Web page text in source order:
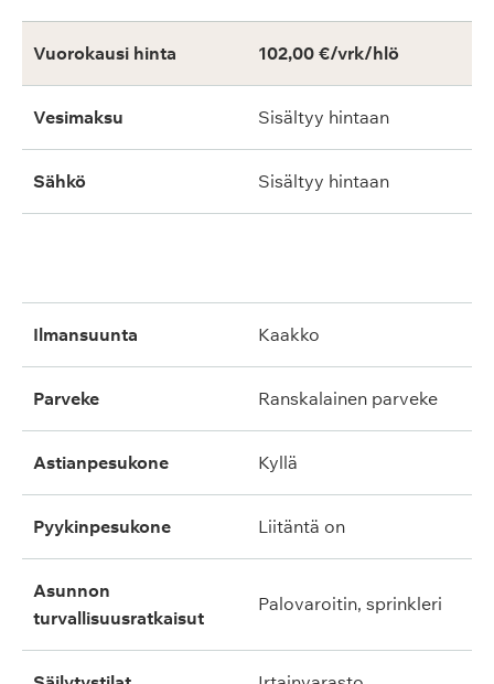
Vuorokausi hinta 102,00 €/vrk/hlö
Vesimaksu Sisältyy hintaan
Sähkö Sisältyy hintaan
ilmansuunta kaakko
parveke ranskalainen parveke
astianpesukone kyllä
pyykinpesukone liitäntä on
asunnon
turvallisuusratkaisut
palovaroitin, sprinkleri